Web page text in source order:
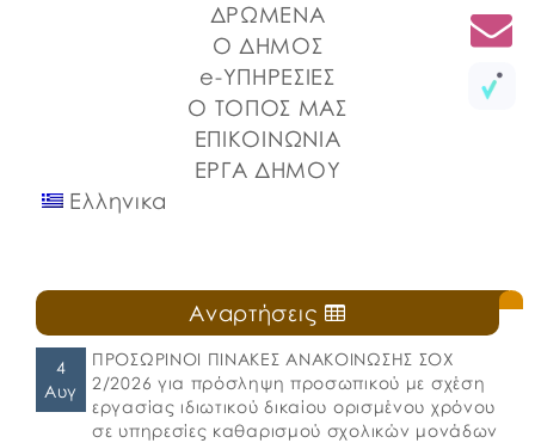
ΔΡΩΜΕΝΑ
Ο ΔΗΜΟΣ
e-ΥΠΗΡΕΣΙΕΣ
Ο ΤΟΠΟΣ ΜΑΣ
ΕΠΙΚΟΙΝΩΝΙΑ
ΕΡΓΑ ΔΗΜΟΥ
Ελληνικα
Αναρτήσεις
4
Αυγ
ΠΡΟΣΩΡΙΝΟΙ ΠΙΝΑΚΕΣ ΑΝΑΚΟΙΝΩΣΗΣ ΣΟΧ
2/2026 για πρόσληψη προσωπικού με σχέση
εργασίας ιδιωτικού δικαίου ορισμένου χρόνου
σε υπηρεσίες καθαρισμού σχολικών μονάδων